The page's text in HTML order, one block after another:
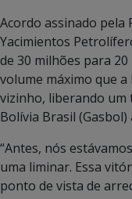
Acordo assinado pela
Yacimientos
de 30 milhões para
volume máximo que
vizinho, liberando um
Bolívia Brasil
“Antes, nós
uma liminar. Essa
ponto de vista de